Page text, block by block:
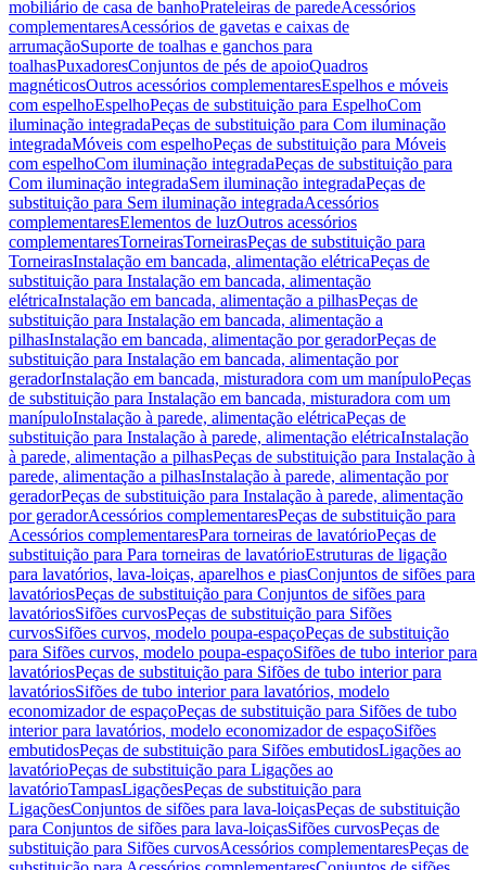
mobiliário de casa de banhoPrateleiras de paredeAcessórios
complementaresAcessórios de gavetas e caixas de
arrumaçãoSuporte de toalhas e ganchos para
toalhasPuxadoresConjuntos de pés de apoioQuadros
magnéticosOutros acessórios complementaresEspelhos e móveis
com espelhoEspelhoPeças de substituição para EspelhoCom
iluminação integradaPeças de substituição para Com iluminação
integradaMóveis com espelhoPeças de substituição para Móveis
com espelhoCom iluminação integradaPeças de substituição para
Com iluminação integradaSem iluminação integradaPeças de
substituição para Sem iluminação integradaAcessórios
complementaresElementos de luzOutros acessórios
complementaresTorneirasTorneirasPeças de substituição para
TorneirasInstalação em bancada, alimentação elétricaPeças de
substituição para Instalação em bancada, alimentação
elétricaInstalação em bancada, alimentação a pilhasPeças de
substituição para Instalação em bancada, alimentação a
pilhasInstalação em bancada, alimentação por geradorPeças de
substituição para Instalação em bancada, alimentação por
geradorInstalação em bancada, misturadora com um manípuloPeças
de substituição para Instalação em bancada, misturadora com um
manípuloInstalação à parede, alimentação elétricaPeças de
substituição para Instalação à parede, alimentação elétricaInstalação
à parede, alimentação a pilhasPeças de substituição para Instalação à
parede, alimentação a pilhasInstalação à parede, alimentação por
geradorPeças de substituição para Instalação à parede, alimentação
por geradorAcessórios complementaresPeças de substituição para
Acessórios complementaresPara torneiras de lavatórioPeças de
substituição para Para torneiras de lavatórioEstruturas de ligação
para lavatórios, lava-loiças, aparelhos e piasConjuntos de sifões para
lavatóriosPeças de substituição para Conjuntos de sifões para
lavatóriosSifões curvosPeças de substituição para Sifões
curvosSifões curvos, modelo poupa-espaçoPeças de substituição
para Sifões curvos, modelo poupa-espaçoSifões de tubo interior para
lavatóriosPeças de substituição para Sifões de tubo interior para
lavatóriosSifões de tubo interior para lavatórios, modelo
economizador de espaçoPeças de substituição para Sifões de tubo
interior para lavatórios, modelo economizador de espaçoSifões
embutidosPeças de substituição para Sifões embutidosLigações ao
lavatórioPeças de substituição para Ligações ao
lavatórioTampasLigaçõesPeças de substituição para
LigaçõesConjuntos de sifões para lava-loiçasPeças de substituição
para Conjuntos de sifões para lava-loiçasSifões curvosPeças de
substituição para Sifões curvosAcessórios complementaresPeças de